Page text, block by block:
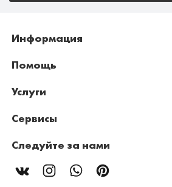
Информация
Помощь
Услуги
Сервисы
Следуйте за нами